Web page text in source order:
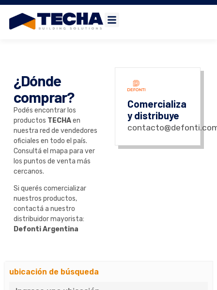
¿Dónde
comprar?
Podés encontrar los
productos TECHAen
nuestra red de vendedores
oficiales en todo el país.
Consultá el mapa para ver
los puntos de venta más
cercanos.
Si querés comercializar
nuestros productos,
contactá a nuestro
distribuidor mayorista:
Defonti Argentina
Comercializa
y distribuye
ubicación de búsqueda